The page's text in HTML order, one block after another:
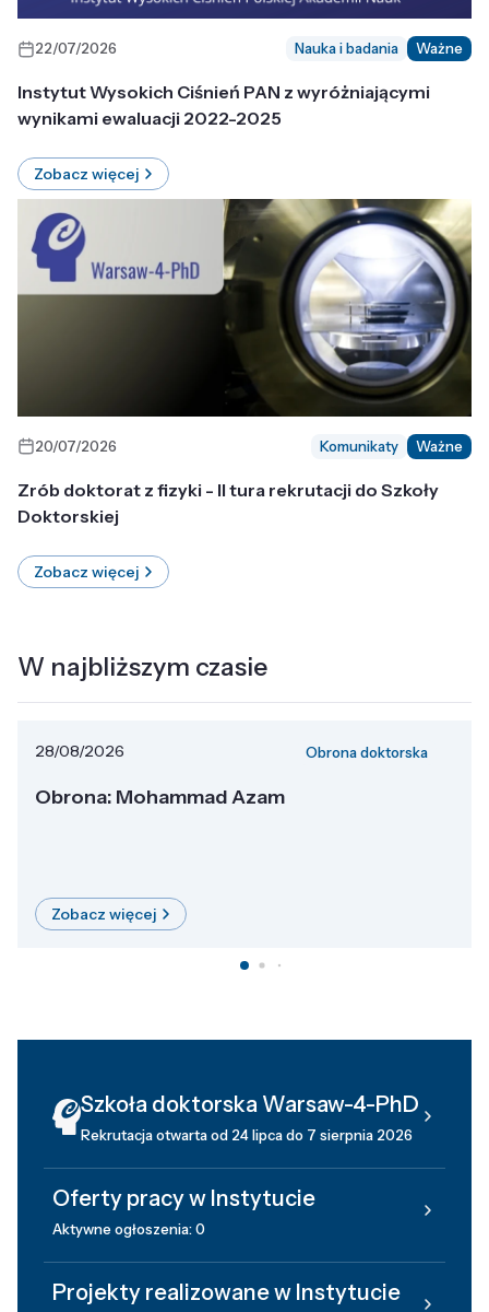
22/07/2026 Nauka i badania Ważne
Instytut Wysokich Ciśnień PAN z wyróżniającymi
wynikami ewaluacji 2022-2025
Zobacz więcej
20/07/2026 Komunikaty Ważne
Zrób doktorat z fizyki - II tura rekrutacji do Szkoły
Doktorskiej
Zobacz więcej
W najbliższym czasie
28/08/2026 Obrona doktorska
Obrona: Mohammad Azam
Zobacz więcej
Szkoła doktorska Warsaw-4-PhD
Rekrutacja otwarta od 24 lipca do 7 sierpnia 2026
Oferty pracy w Instytucie
Aktywne ogłoszenia: 0
Projekty realizowane w Instytucie